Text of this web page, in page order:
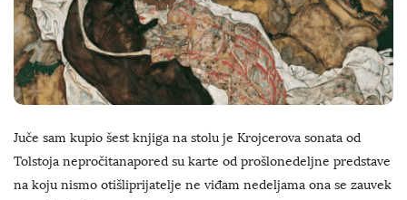
Juče sam kupio šest knjiga na stolu je Krojcerova sonata od
Tolstoja nepročitanapored su karte od prošlonedeljne predstave
na koju nismo otišliprijatelje ne viđam nedeljama ona se zauvek